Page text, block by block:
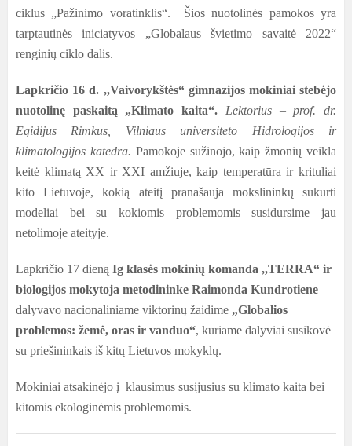
ciklus „Pažinimo voratinklis“. Šios nuotolinės pamokos yra
tarptautinės iniciatyvos „Globalaus švietimo savaitė 2022“
renginių ciklo dalis.
Lapkričio 16 d. ,,Vaivorykštės“ gimnazijos mokiniai stebėjo
nuotolinę paskaitą „Klimato kaita“. Lektorius – prof. dr.
Egidijus Rimkus, Vilniaus universiteto Hidrologijos ir
klimatologijos katedra. Pamokoje sužinojo, kaip žmonių veikla
keitė klimatą XX ir XXI amžiuje, kaip temperatūra ir krituliai
kito Lietuvoje, kokią ateitį pranašauja mokslininkų sukurti
modeliai bei su kokiomis problemomis susidursime jau
netolimoje ateityje.
Lapkričio 17 dieną Ig klasės mokinių komanda ,,TERRA“ ir
biologijos mokytoja metodininke Raimonda Kundrotiene
dalyvavo nacionaliniame viktorinų žaidime „Globalios
problemos: žemė, oras ir vanduo“, kuriame dalyviai susikovė
su priešininkais iš kitų Lietuvos mokyklų.
Mokiniai atsakinėjo į klausimus susijusius su klimato kaita bei
kitomis ekologinėmis problemomis.